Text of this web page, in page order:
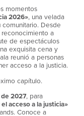
momentos
2026», una velada
Desde
a
de espectáculos
exquisita cena y
reunió a personas
acceso a la justicia.
capítulo.
2027, para
acceso a la justicia»
Conoce a